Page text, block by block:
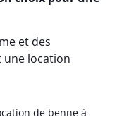
et des
location
de benne à